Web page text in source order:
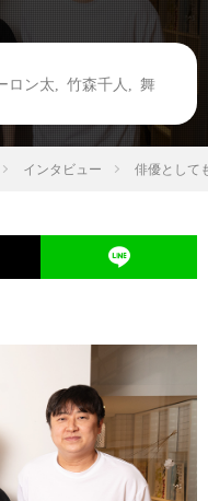
ロン太 竹森千人
舞
インタビュー 俳優として